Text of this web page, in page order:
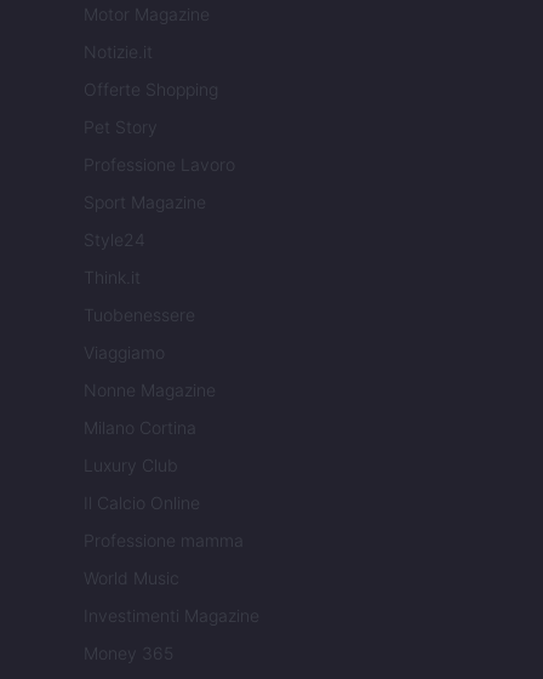
Motor Magazine
Notizie.it
Offerte Shopping
Pet Story
Professione Lavoro
Sport Magazine
Style24
Think.it
Tuobenessere
Viaggiamo
Nonne Magazine
Milano Cortina
Luxury Club
Il Calcio Online
Professione mamma
World Music
Investimenti Magazine
Money 365